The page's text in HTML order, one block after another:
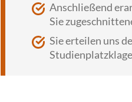
Anschließend
Sie
Sie erteilen uns